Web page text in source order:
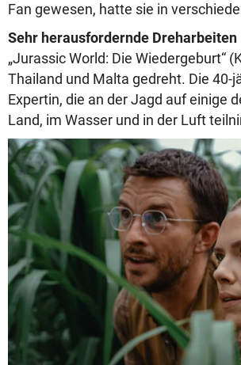
Fan gewesen, hatte sie in
Sehr herausfordernde Dreharbeiten
„Jurassic World: Die Wiedergeburt“
Thailand und Malta gedreht. Die 40-
Expertin, die an der Jagd auf einige
Land, im Wasser und in der Luft